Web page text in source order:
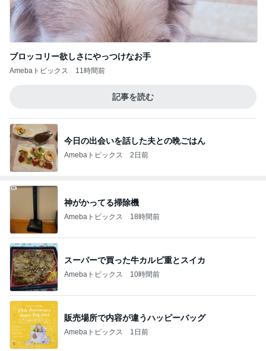
ブロッコリー欲しさにやっつけなお手
Amebaトピックス 11時間前
記事を読む
今日の出会いを話した夫との晩ごはん
Amebaトピックス 2日前
神がかってる掃除機
Amebaトピックス 18時間前
スーパーで買った牛カルビ重とスイカ
Amebaトピックス 10時間前
販売場所で内容が違うハッピーバッグ
Amebaトピックス 1日前